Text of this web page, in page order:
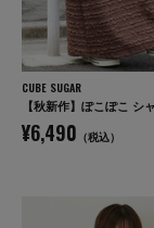
CUBE SUGAR
¥6,490 （税込）